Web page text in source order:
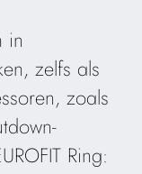
in
zelfs als
zoals
Ring: